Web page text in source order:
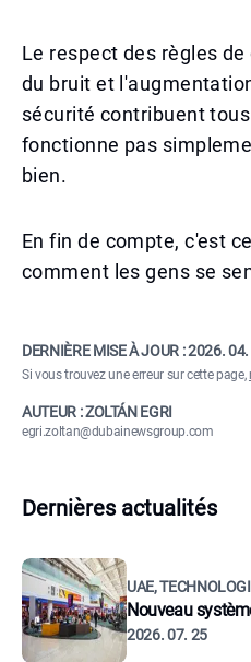
Le respect des règles
du bruit et
sécurité contribuent
fonctionne pas
bien.
En fin de compte, c'est
comment les gens se
DERNIÈRE MISE À JOUR :2026.
Si vous trouvez une erreur sur cette page,
AUTEUR : ZOLTÁN EGRI
egri.zoltan@dubainewsgroup.com
Dernières actualités
UAE,
Nouveau
2026. 07. 25